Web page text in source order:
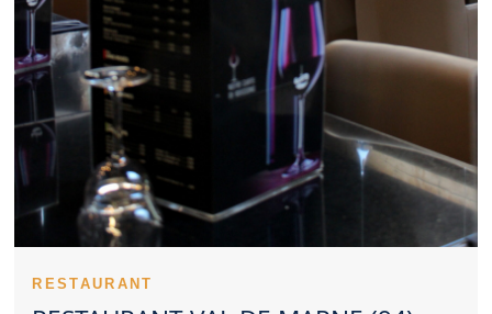
Restaurant Val de Marne devient presque indispensable. Les
familles apprécient un Restaurant Val de Marne pratique et
agréable. Un Restaurant Val de Marne peut également séduire
pour un moment romantique. La qualité perçue d’un Restaurant
Val de Marne passe aussi par l’apparence des recettes. Un
Restaurant Val de Marne inspire confiance lorsqu’il présente une
propreté irréprochable. Choisir un Restaurant Val de Marne
revient souvent à rechercher un équilibre complet.
Un Restaurant Val de Marne peut s’imposer comme une
référence locale gourmande. Le ton donné par un Restaurant Val
de Marne s’installe dès le premier contact. Une équipe investie
valorise fortement un Restaurant Val de Marne. Le soin
Les premières saveurs testées dans un Restaurant Val de
RESTAURANT